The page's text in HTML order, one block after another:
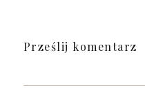
Prześlij komentarz